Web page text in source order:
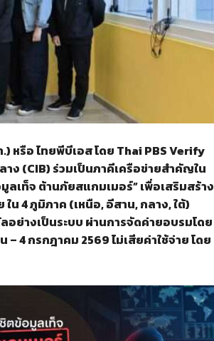
หรือ ไทยพีบีเอส โดย Thai PBS Verify
(CIB) ร่วมเป็นภาคีเครือข่ายสำคัญใน
เท็จ ต้านภัยสแกมเมอร์” เพื่อเสริมสร้าง
4 ภูมิภาค (เหนือ, อีสาน, กลาง, ใต้)
ย่างเป็นระบบ ผ่านการจัดค่ายอบรมโดย
4 กรกฎาคม 2569 ไม่เสียค่าใช้จ่าย โดย